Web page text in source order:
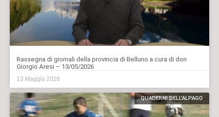
Rassegna di giornali della provincia di Belluno a cura di don
Giorgio Aresi – 13/05/2026
13 Maggio 2026
QUADERNI DELL'ALPAGO